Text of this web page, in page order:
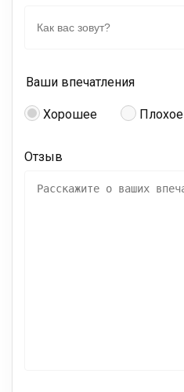
Ваши впечатления
Хорошее Плохое
Отзыв